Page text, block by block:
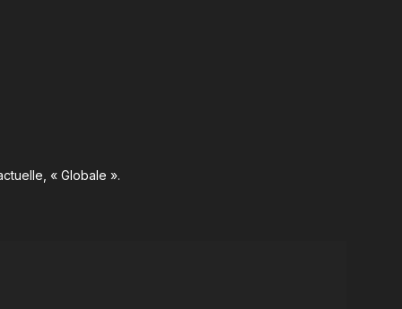
« Globale ».